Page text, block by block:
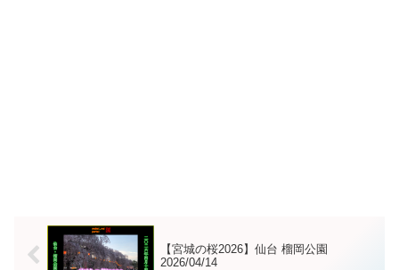
【宮城の桜2026】仙台 榴岡公園
2026/04/14